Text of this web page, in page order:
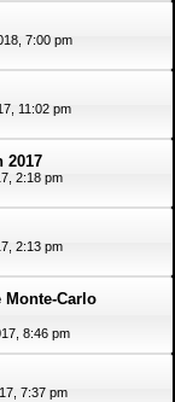
7:00 pm
11:02 pm
2017
2:18 pm
2:13 pm
Monte-Carlo
8:46 pm
7:37 pm